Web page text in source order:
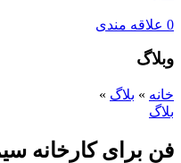
0 علاقه مندی
وبلاگ
خانه » بلاگ »
بلاگ
فن برای کارخانه